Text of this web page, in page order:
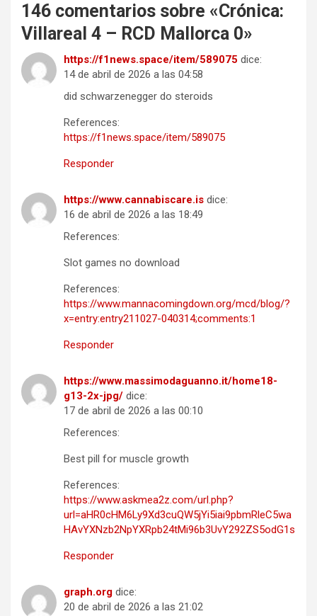
146 comentarios sobre «Crónica:
Villareal 4 – RCD Mallorca 0»
https://f1news.space/item/589075 dice:
14 de abril de 2026 a las 04:58
did schwarzenegger do steroids
References:
https://f1news.space/item/589075
Responder
https://www.cannabiscare.is dice:
16 de abril de 2026 a las 18:49
References:
Slot games no download
References:
https://www.mannacomingdown.org/mcd/blog/?
x=entry:entry211027-040314;comments:1
Responder
https://www.massimodaguanno.it/home18-
g13-2x-jpg/ dice:
17 de abril de 2026 a las 00:10
References:
Best pill for muscle growth
References:
https://www.askmea2z.com/url.php?
url=aHR0cHM6Ly9Xd3cuQW5jYi5iai9pbmRleC5wa
HAvYXNzb2NpYXRpb24tMi96b3UvY292ZS5odG1s
Responder
graph.org dice:
20 de abril de 2026 a las 21:02